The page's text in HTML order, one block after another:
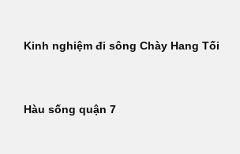
Kinh nghiệm đi sông Chày Hang Tối
Hàu sống quận 7